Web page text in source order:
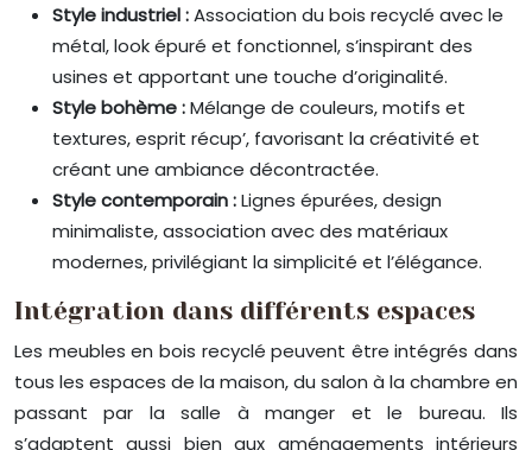
Style industriel :Association du bois recyclé avec le
métal, look épuré et fonctionnel, s’inspirant des
usines et apportant une touche d’originalité.
Style bohème :Mélange de couleurs, motifs et
textures, esprit récup’, favorisant la créativité et
créant une ambiance décontractée.
Style contemporain :Lignes épurées, design
minimaliste, association avec des matériaux
modernes, privilégiant la simplicité et l’élégance.
Intégration dans différents espaces
Les meubles en bois recyclé peuvent être intégrés dans
tous les espaces de la maison, du salon à la chambre en
passant par la salle à manger et le bureau. Ils
s’adaptent aussi bien aux aménagements intérieurs